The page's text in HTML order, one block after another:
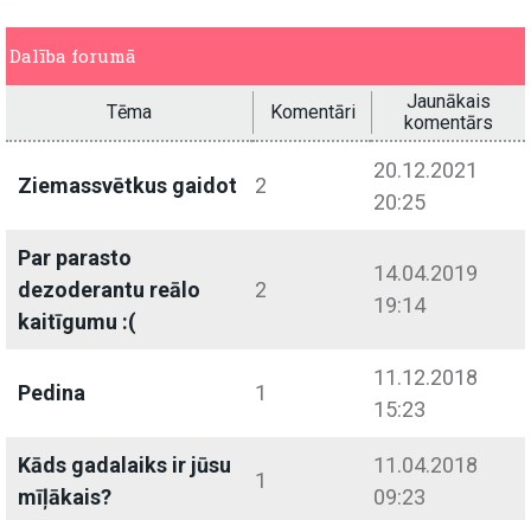
Dalība forumā
Tēma Komentāri
Jaunākais
komentārs
Ziemassvētkus gaidot 2
20.12.2021
20:25
Par parasto
dezoderantu reālo
kaitīgumu :(
2
14.04.2019
19:14
Pedina 1
11.12.2018
15:23
Kāds gadalaiks ir jūsu
mīļākais?
1
11.04.2018
09:23